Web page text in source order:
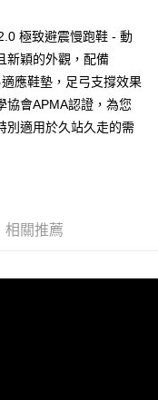
易確認頁面所載為準。
未通過，訂單將自動取
付你分期系統評分，恕無
每月結算日後寄送繳費提
台灣大直營門市／銀行轉
繳交帳款。
目的，商店將以您的個人
核對及更正。
極致避震慢跑鞋 - 動
新穎的外觀，配備
應鞋墊，足弓支撐效果
協會APMA認證，為您
別適用於久站久走的需
相關推薦